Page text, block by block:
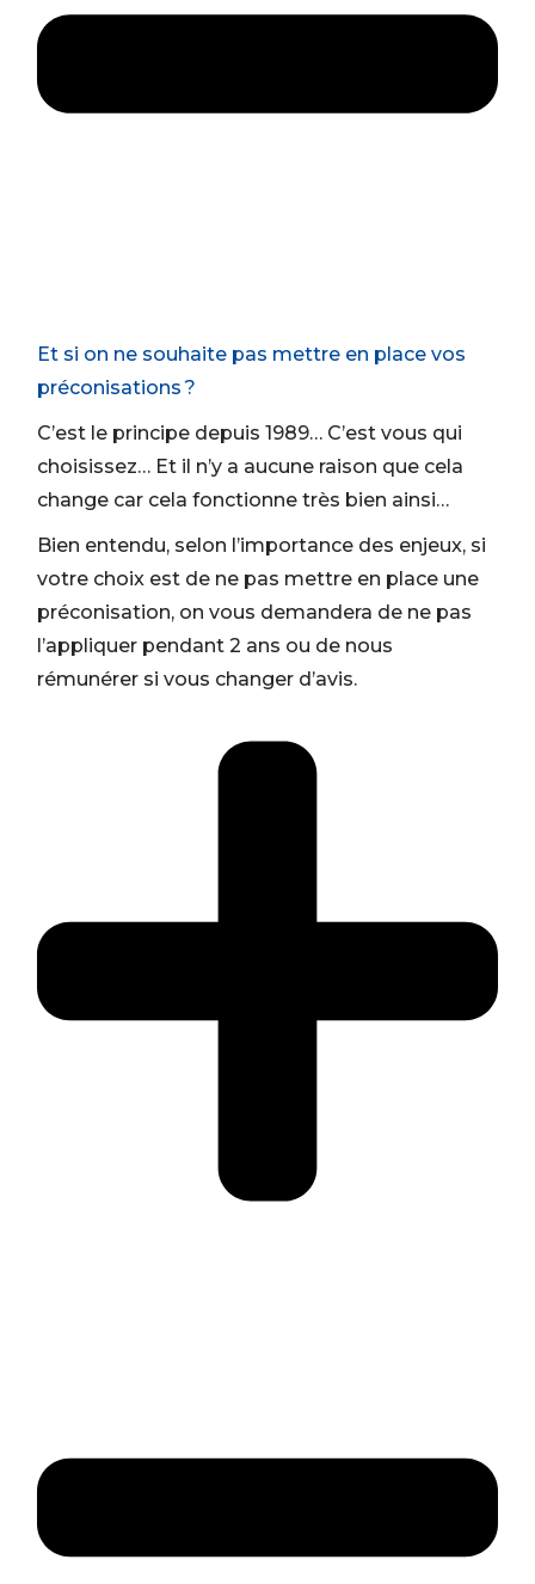
Et si on ne souhaite pas mettre en place vos
préconisations ?
C’est le principe depuis 1989… C’est vous qui
choisissez… Et il n’y a aucune raison que cela
change car cela fonctionne très bien ainsi…
Bien entendu, selon l’importance des enjeux, si
votre choix est de ne pas mettre en place une
préconisation, on vous demandera de ne pas
l’appliquer pendant 2 ans ou de nous
rémunérer si vous changer d’avis.